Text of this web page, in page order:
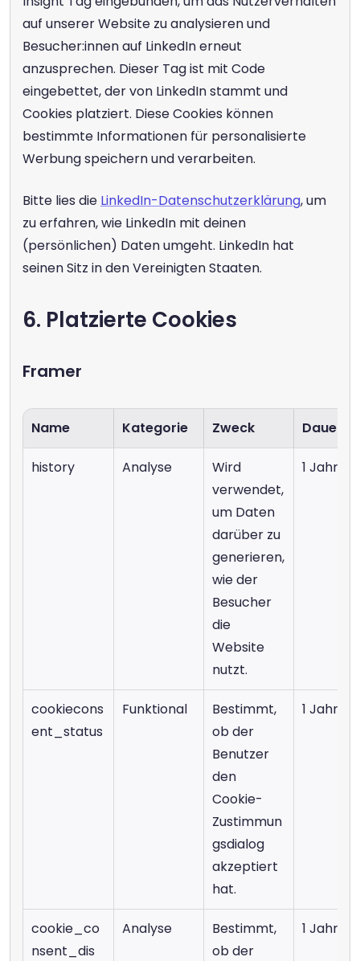
auf unserer Website zu analysieren und
Besucher:innen auf LinkedIn erneut
anzusprechen. Dieser Tag ist mit Code
eingebettet, der von LinkedIn stammt und
Cookies platziert. Diese Cookies können
bestimmte Informationen für personalisierte
Werbung speichern und verarbeiten.
Bitte lies die LinkedIn-Datenschutzerklärung, um
zu erfahren, wie LinkedIn mit deinen
(persönlichen) Daten umgeht. LinkedIn hat
seinen Sitz in den Vereinigten Staaten.
6. Platzierte Cookies
Framer
Name Kategorie Zweck Dauer
history Analyse
Wird
verwendet,
um Daten
darüber zu
generieren,
wie der
Besucher
die
Website
nutzt.
1 Jahr
cookiecons
ent_status
Funktional
Bestimmt,
ob der
Benutzer
den
Cookie-
Zustimmun
gsdialog
akzeptiert
hat.
1 Jahr
cookie_co
nsent_dis
Analyse
Bestimmt,
ob der
1 Jahr